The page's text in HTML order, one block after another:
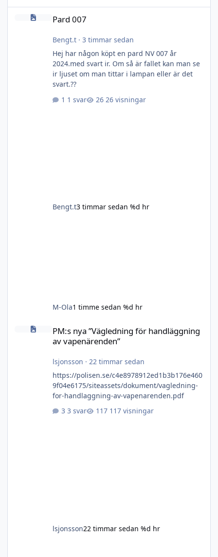
Pard 007
Pard 007
Bengt.t· 3 timmar sedan
Hej har någon köpt en pard NV 007 år
2024.med svart ir. Om så är fallet kan man se
ir ljuset om man tittar i lampan eller är det
svart.??
1 svar
26 visningar
Bengt.t3 timmar sedan %d hr
M-Ola1 timme sedan %d hr
PM:s nya ”Vägledning för handläggning av vapenärenden”
PM:s nya ”Vägledning för handläggning
av vapenärenden”
lsjonsson · 22 timmar sedan
https://polisen.se/c4e8978912ed1b3b176e460
9f04e6175/siteassets/dokument/vagledning-
for-handlaggning-av-vapenarenden.pdf
3 svar
117 visningar
lsjonsson22 timmar sedan %d hr